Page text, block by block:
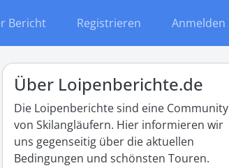
Bericht Registrieren Anmelden
Über Loipenberichte.de
Die Loipenberichte sind eine Community
von Skilangläufern. Hier informieren wir
uns gegenseitig über die aktuellen
Bedingungen und schönsten Touren.